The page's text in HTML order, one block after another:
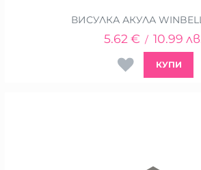
ВИСУЛКА АКУЛА
5.62 € / 10.99
КУПИ